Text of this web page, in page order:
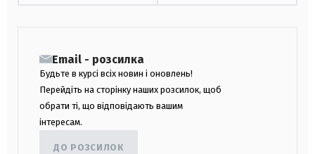
Email - розсилка
Будьте в курсі всіх новин і оновлень!
Перейдіть на сторінку наших розсилок, щоб
обрати ті, що відповідають вашим
інтересам.
ДО РОЗСИЛОК